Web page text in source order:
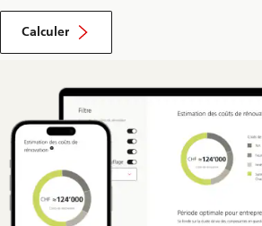
Calculer
la
consommation
de
rénovation